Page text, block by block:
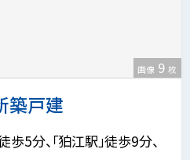
戸建
画像 9 枚
歩5分、「狛江駅」徒歩9分、